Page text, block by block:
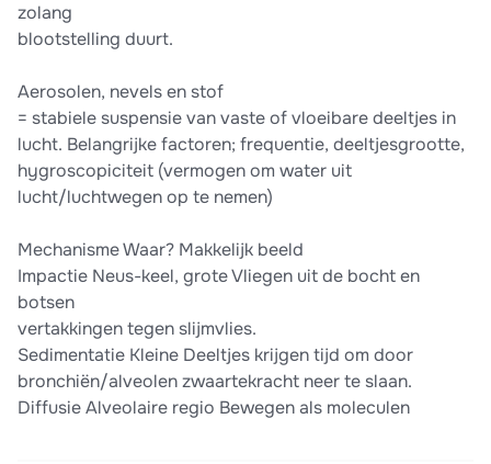
zolang
blootstelling duurt.
Aerosolen, nevels en stof
= stabiele suspensie van vaste of vloeibare deeltjes in
lucht. Belangrijke factoren; frequentie, deeltjesgrootte,
hygroscopiciteit (vermogen om water uit
lucht/luchtwegen op te nemen)
Mechanisme Waar? Makkelijk beeld
Impactie Neus-keel, grote Vliegen uit de bocht en
botsen
vertakkingen tegen slijmvlies.
Sedimentatie Kleine Deeltjes krijgen tijd om door
bronchiën/alveolen zwaartekracht neer te slaan.
Diffusie Alveolaire regio Bewegen als moleculen